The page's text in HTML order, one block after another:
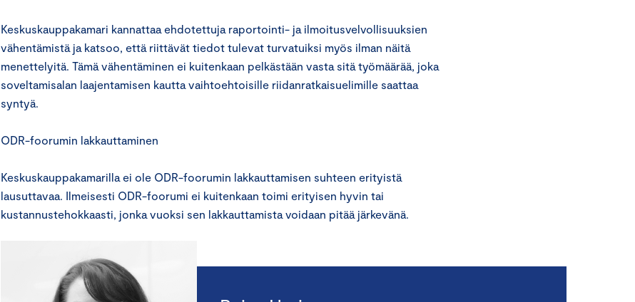
Keskuskauppakamari kannattaa ehdotettuja raportointi- ja ilmoitusvelvollisuuksien
vähentämistä ja katsoo, että riittävät tiedot tulevat turvatuiksi myös ilman näitä
menettelyitä. Tämä vähentäminen ei kuitenkaan pelkästään vasta sitä työmäärää, joka
soveltamisalan laajentamisen kautta vaihtoehtoisille riidanratkaisuelimille saattaa
syntyä.
ODR-foorumin lakkauttaminen
Keskuskauppakamarilla ei ole ODR-foorumin lakkauttamisen suhteen erityistä
lausuttavaa. Ilmeisesti ODR-foorumi ei kuitenkaan toimi erityisen hyvin tai
kustannustehokkaasti, jonka vuoksi sen lakkauttamista voidaan pitää järkevänä.